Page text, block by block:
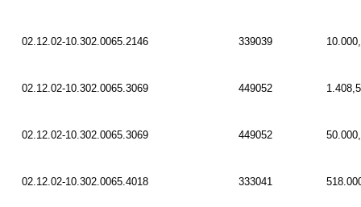
02.12.02-10.302.0065.2146 339039
02.12.02-10.302.0065.3069 449052
02.12.02-10.302.0065.3069 449052
02.12.02-10.302.0065.4018 333041